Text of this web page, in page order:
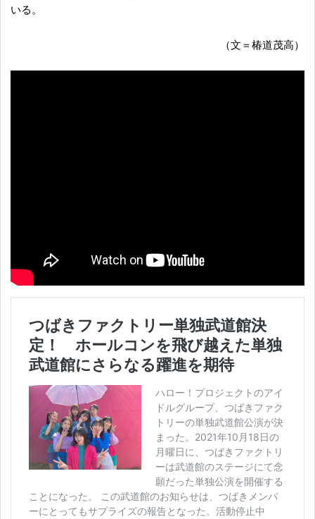
いる。
（文＝椿道茂高）